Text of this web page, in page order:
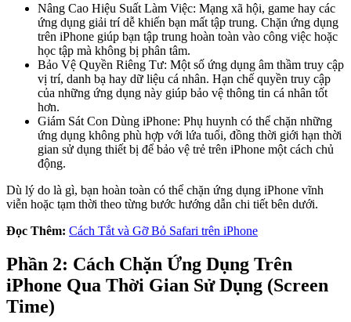
Nâng Cao Hiệu Suất Làm Việc: Mạng xã hội, game hay các
ứng dụng giải trí dễ khiến bạn mất tập trung. Chặn ứng dụng
trên iPhone giúp bạn tập trung hoàn toàn vào công việc hoặc
học tập mà không bị phân tâm.
Bảo Vệ Quyền Riêng Tư: Một số ứng dụng âm thầm truy cập
vị trí, danh bạ hay dữ liệu cá nhân. Hạn chế quyền truy cập
của những ứng dụng này giúp bảo vệ thông tin cá nhân tốt
hơn.
Giám Sát Con Dùng iPhone: Phụ huynh có thể chặn những
ứng dụng không phù hợp với lứa tuổi, đồng thời giới hạn thời
gian sử dụng thiết bị để bảo vệ trẻ trên iPhone một cách chủ
động.
Dù lý do là gì, bạn hoàn toàn có thể chặn ứng dụng iPhone vĩnh
viễn hoặc tạm thời theo từng bước hướng dẫn chi tiết bên dưới.
Đọc Thêm: Cách Tắt và Gỡ Bỏ Safari trên iPhone
Phần 2: Cách Chặn Ứng Dụng Trên
iPhone Qua Thời Gian Sử Dụng (Screen
Time)